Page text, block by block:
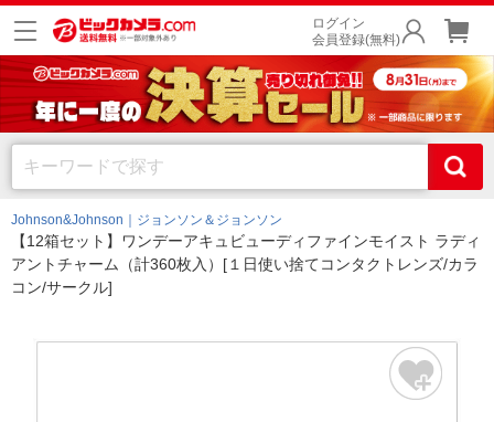
ログイン
会員登録(無料)
Johnson&Johnson｜ジョンソン＆ジョンソン
【12箱セット】ワンデーアキュビューディファインモイスト ラディ
アントチャーム（計360枚入）[１日使い捨てコンタクトレンズ/カラ
コン/サークル]